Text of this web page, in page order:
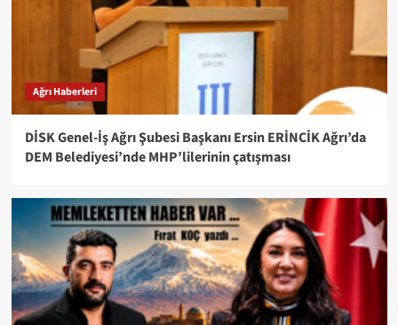
Ağrı Haberleri
DİSK Genel-İş Ağrı Şubesi Başkanı Ersin ERİNCİK Ağrı’da
DEM Belediyesi’nde MHP’lilerinin çatışması